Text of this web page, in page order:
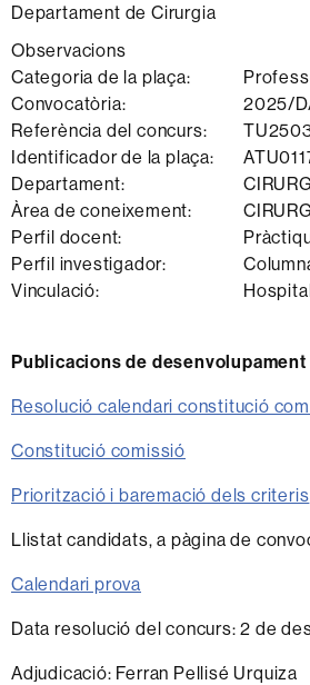
Departament de Cirurgia
Observacions
Categoria de la plaça:
Convocatòria:
2025/
Referència del concurs:
Identificador de la plaça:
Departament:
Àrea de coneixement:
Perfil docent:
Perfil investigador:
Vinculació:
Publicacions de
Resolució calendari constitució
Constitució comissió
Priorització i baremació dels criteris
Llistat candidats, a pàgina de
Calendari prova
Data resolució del concurs: 2 de
Adjudicació: Ferran Pellisé Urquiza